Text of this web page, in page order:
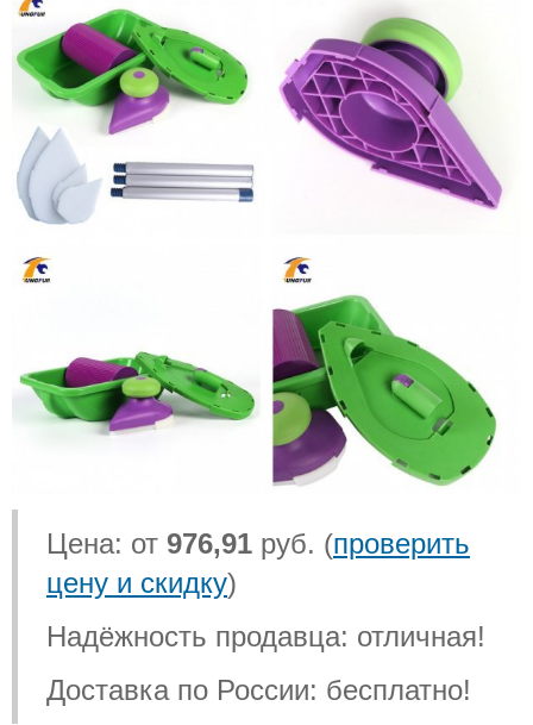
Цена: от 976,91 руб. (проверить
цену и скидку)
Надёжность продавца: отличная!
Доставка по России: бесплатно!